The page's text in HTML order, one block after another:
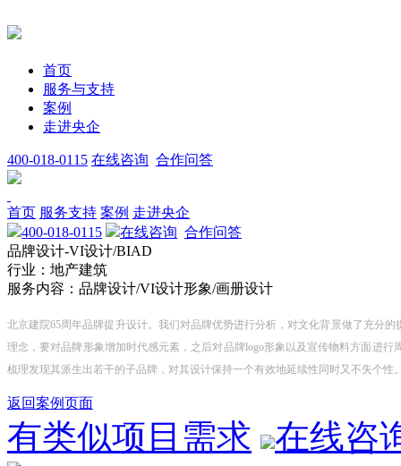
首页
服务与支持
案例
走进央企
400-018-0115 在线咨询 合作问答
首页 服务支持 案例 走进央企
400-018-0115
在线咨询 合作问答
品牌设计-VI设计/BIAD
行业：地产建筑
服务内容：品牌设计/VI设计形象/画册设计
北京建院65周年品牌提升设计。我们对品牌优势进行分析，对文化背景做了充分
理念，要对品牌形象增加时代感元素，之后对品牌logo形象以及宣传物料方面进
梳理发现其派生出若干的子品牌，对其设计保持一个有效地延续性同时又不失个
返回案例页面
有类似项目需求 在线咨